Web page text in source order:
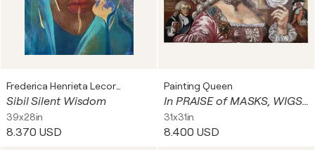
Frederica Henrieta Lecornu
Sibil Silent Wisdom
39x28in
8.370 USD
Painting Queen
In PRAISE of MASKS, WIGS, & the SECRETS THEY KEEP
31x31in
8.400 USD